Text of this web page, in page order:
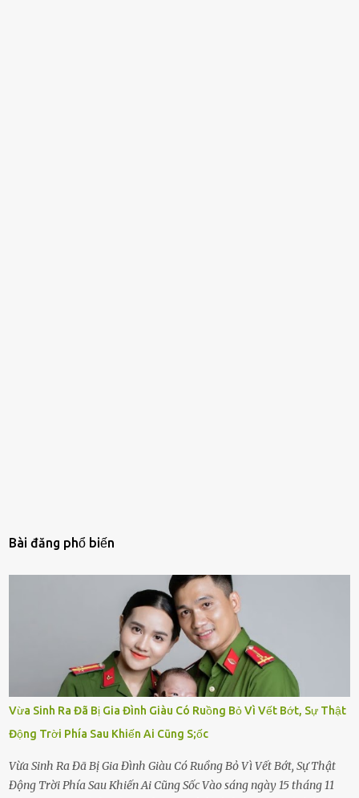
Bài đăng phổ biến
Vừa Sinh Ra Đã Bị Gia Đình Giàu Có Ruồng Bỏ Vì Vết Bớt, Sự Thật
Động Trời Phía Sau Khiến Ai Cũng S;ốc
Vừa Sinh Ra Đã Bị Gia Đình Giàu Có Ruồng Bỏ Vì Vết Bớt, Sự Thật
Động Trời Phía Sau Khiến Ai Cũng Sốc Vào sáng ngày 15 tháng 11